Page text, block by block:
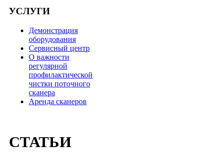
УСЛУГИ
Демонстрация
оборудования
Сервисный центр
О важности
регулярной
профилактической
чистки поточного
сканера
Аренда сканеров
СТАТЬИ